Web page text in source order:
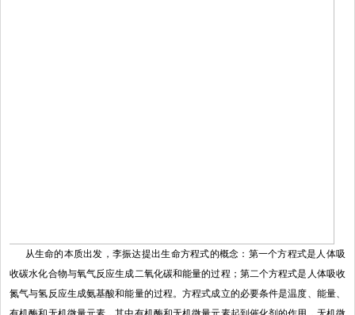
从生命的本质出发，李振达提出生命方程式的概念：第一个方程式是人体吸
收碳水化合物与氧气反应生成二氧化碳和能量的过程；第二个方程式是人体吸收
氮气与氢反应生成氨基酸和能量的过程。方程式成立的必要条件是温度、能量、